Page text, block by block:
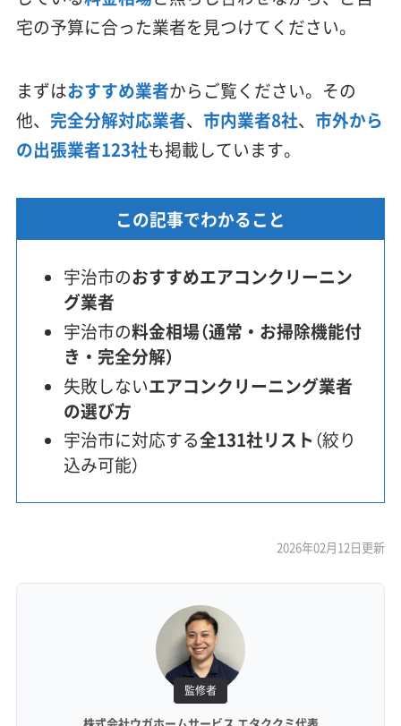
宅の予算に合った業者を見つけてください。
まずはおすすめ業者からご覧ください。その
他、 完全分解対応業者、 市内業者8社、 市外から
の出張業者123社も掲載しています。
この記事でわかること
宇治市のおすすめエアコンクリーニン
グ業者
宇治市の料金相場（通常・お掃除機能付
き・完全分解）
失敗しないエアコンクリーニング業者
の選び方
宇治市に対応する全131社リスト （絞り
込み可能）
2026年02月12日更新
監修者